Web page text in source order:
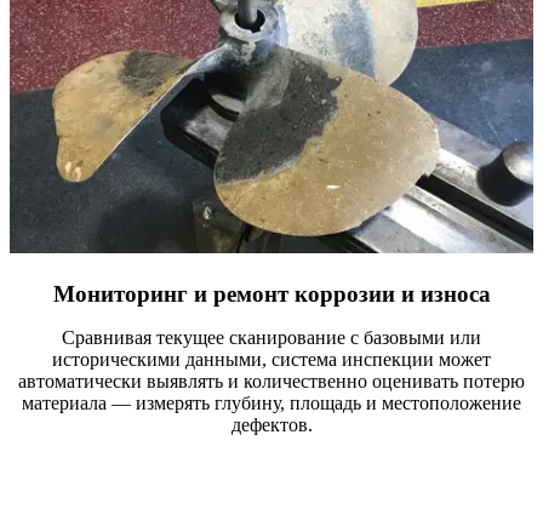
Мониторинг и ремонт коррозии и износа
Сравнивая текущее сканирование с базовыми или
историческими данными, система инспекции может
автоматически выявлять и количественно оценивать потерю
материала — измерять глубину, площадь и местоположение
дефектов.